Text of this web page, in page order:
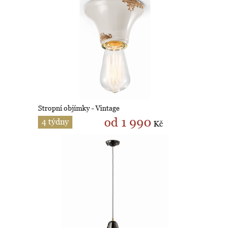
Stropní objímky - Vintage
4 týdny od 1 990 Kč